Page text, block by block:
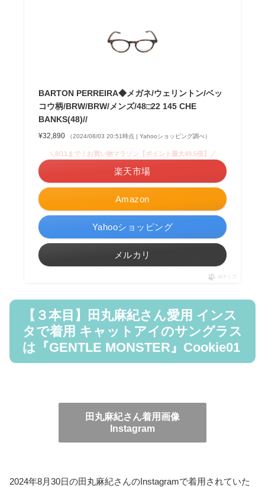
BARTON PERREIRA◆メガネ/ウェリントン/ベッ
コウ柄/BRW/BRW/メンズ/48□22 145 CHE
BANKS(48)//
¥32,890 （2024/08/03 20:51時点 | Yahooショッピング調べ）
Amazon
＼8/11まで！お買い物マラソン【ポイント最大49.5倍】／
楽天市場
Yahooショッピング
メルカリ
ポチップ
【３本目】田丸麻紀さん愛用 インス
タで着用 キャットアイのサングラス
は『GENTLE MONSTER』Cookie01
田丸麻紀さん着用画像
Instagram
2024年8月30日の田丸麻紀さんのInstagramで着用されていた